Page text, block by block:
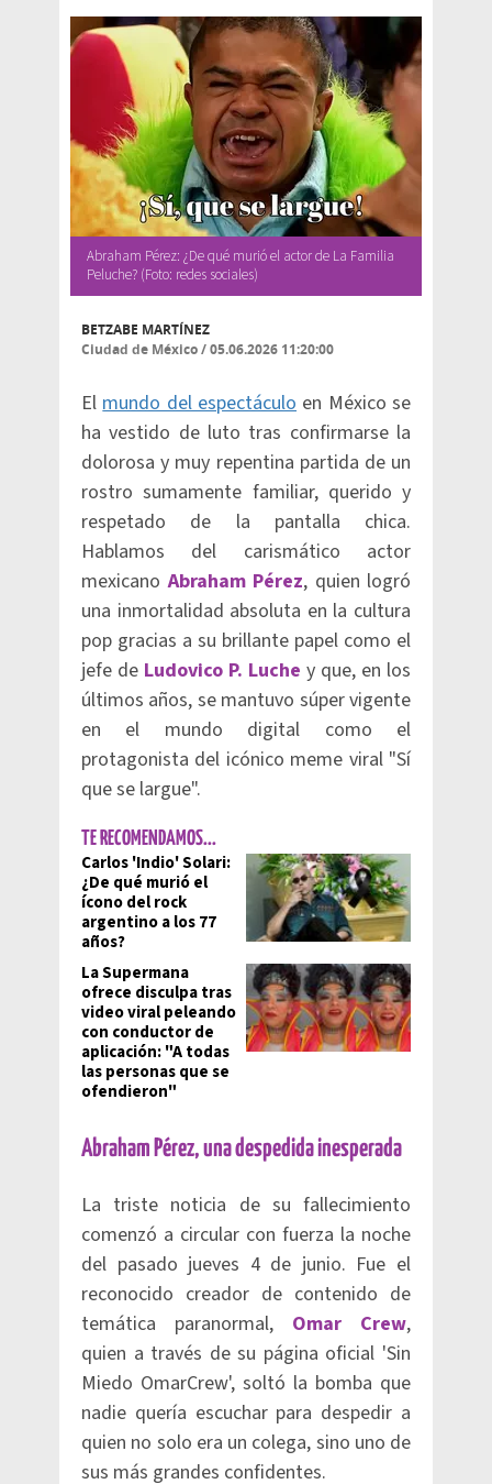
Abraham Pérez: ¿De qué murió el actor de La Familia
Peluche? (Foto: redes sociales)
BETZABE MARTÍNEZ
Ciudad de México/05.06.2026 11:20:00
Elmundo del espectáculo en México se
ha vestido de luto tras confirmarse la
dolorosa y muy repentina partida de un
rostro sumamente familiar, querido y
respetado de la pantalla chica.
Hablamos del carismático actor
mexicanoAbraham Pérez, quien logró
una inmortalidad absoluta en la cultura
pop gracias a su brillante papel como el
jefe de Ludovico P. Luche y que, en los
últimos años, se mantuvo súper vigente
en el mundo digital como el
protagonista del icónico meme viral "Sí
que se largue".
TE RECOMENDAMOS...
Carlos 'Indio' Solari:
¿De qué murió el
ícono del rock
argentino a los 77
años?
La Supermana
ofrece disculpa tras
video viral peleando
con conductor de
aplicación: "A todas
las personas que se
ofendieron"
Abraham Pérez, una despedida inesperada
La triste noticia de su fallecimiento
comenzó a circular con fuerza la noche
del pasado jueves 4 de junio. Fue el
reconocido creador de contenido de
temática paranormal, Omar Crew,
quien a través de su página oficial 'Sin
Miedo OmarCrew', soltó la bomba que
nadie quería escuchar para despedir a
quien no solo era un colega, sino uno de
sus más grandes confidentes.